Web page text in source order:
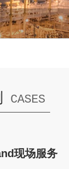
CASES
现场服务